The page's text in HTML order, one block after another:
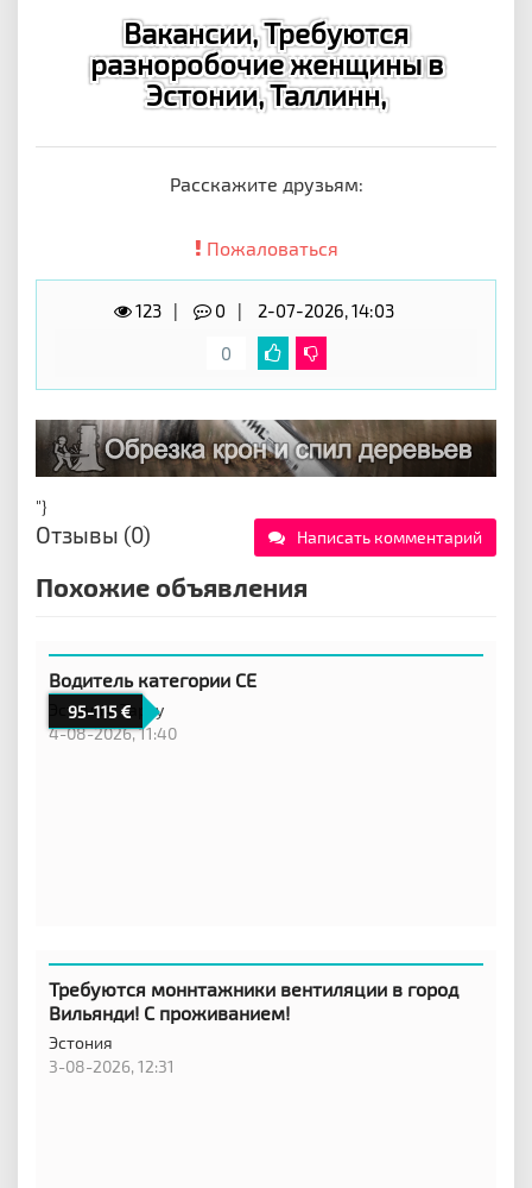
Вакансии, Требуются
разноробочие женщины в
Эстонии, Таллинн,
Расскажите друзьям:
Пожаловаться
123 0
2-07-2026, 14:03
0
"}
Отзывы (0) Написать комментарий
Похожие объявления
95-115
Водитель категории CE
Эстония,Тарту
4-08-2026, 11:40
Требуются моннтажники вентиляции в город
Вильянди! С проживанием!
Эстония
3-08-2026, 12:31